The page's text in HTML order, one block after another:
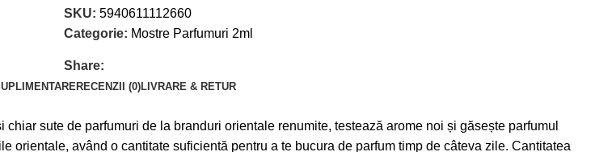
SKU: 5940611112660
Categorie: Mostre Parfumuri 2ml
Share:
RECENZII (0)LIVRARE & RETUR
sute de parfumuri de la branduri orientale renumite, testează arome noi și găsește parfumul
orientale, având o cantitate suficientă pentru a te bucura de parfum timp de câteva zile. Cantitatea